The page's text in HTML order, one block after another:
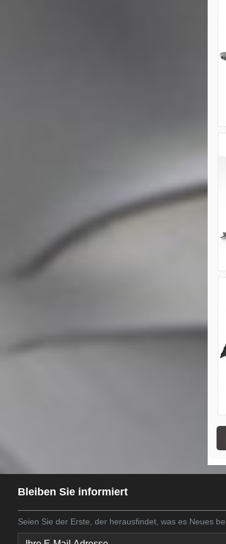
Bleiben Sie informiert
Seien Sie der Erste, der herausfindet, was es Neues